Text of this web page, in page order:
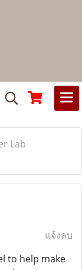
Lab
แจ้งลบ
to help make